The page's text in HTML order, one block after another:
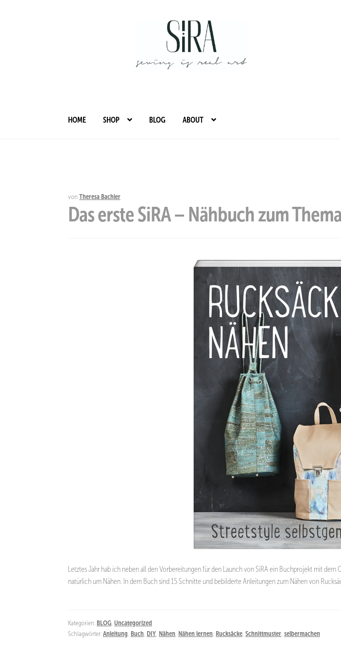
HOME SHOP BLOG ABOUT
vonTheresa Bachler
Das erste SiRA – Nähbuch zum
Letztes Jahr hab ich neben all den Vorbereitungen für den Launch von SiRA ein Buchprojekt mit
natürlich um Nähen. In dem Buch sind 15 Schnitte und bebilderte Anleitungen zum Nähen von
Kategorien: BLOG,Uncategorized
Schlagwörter:Anleitung, Buch, DIY, Nähen, Nähen lernen, Rucksäcke,Schnittmuster,selbermachen